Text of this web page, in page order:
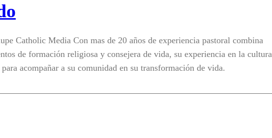
Catholic Media Con mas de 20 años de experiencia pastoral combina
de formación religiosa y consejera de vida, su experiencia en la cultura
acompañar a su comunidad en su transformación de vida.